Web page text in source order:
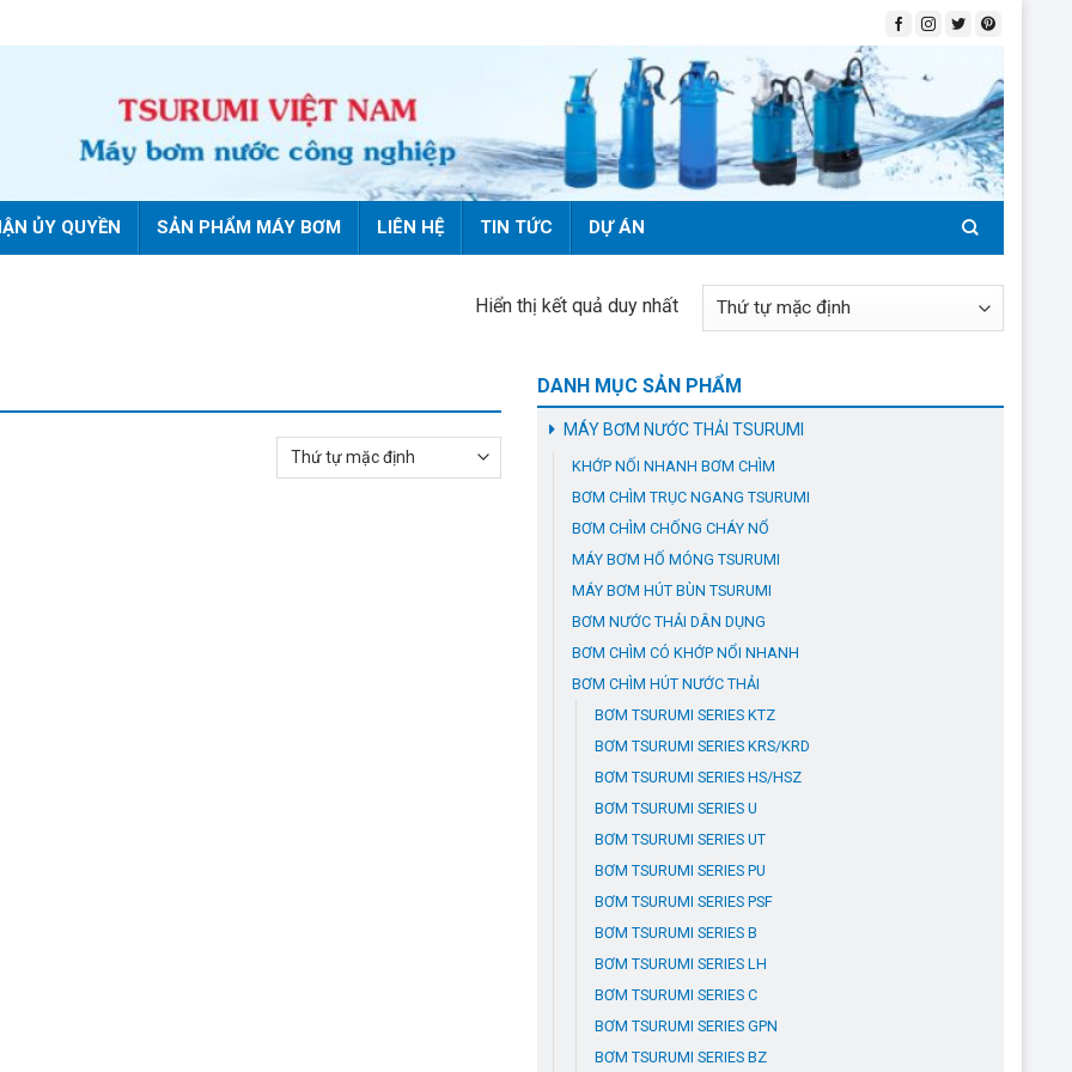
ỦY QUYỀN SẢN PHẨM MÁY BƠM LIÊN HỆ TIN TỨC DỰ ÁN
Hiển thị kết quả duy nhất
DANH MỤC SẢN PHẨM
MÁY BƠM NƯỚC THẢI TSURUMI
KHỚP NỐI NHANH BƠM CHÌM
BƠM CHÌM TRỤC NGANG TSURUMI
BƠM CHÌM CHỐNG CHÁY NỔ
MÁY BƠM HỐ MÓNG TSURUMI
MÁY BƠM HÚT BÙN TSURUMI
BƠM NƯỚC THẢI DÂN DỤNG
BƠM CHÌM CÓ KHỚP NỔI NHANH
BƠM CHÌM HÚT NƯỚC THẢI
BƠM TSURUMI SERIES KTZ
BƠM TSURUMI SERIES KRS/KRD
BƠM TSURUMI SERIES HS/HSZ
BƠM TSURUMI SERIES U
BƠM TSURUMI SERIES UT
BƠM TSURUMI SERIES PU
BƠM TSURUMI SERIES PSF
BƠM TSURUMI SERIES B
BƠM TSURUMI SERIES LH
BƠM TSURUMI SERIES C
BƠM TSURUMI SERIES GPN
BƠM TSURUMI SERIES BZ